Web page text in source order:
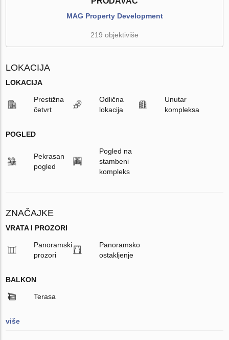
MAG Property Development
219 objektiviše
LOKACIJA
LOKACIJA
Prestižna
četvrt
Odlična
lokacija
Unutar
kompleksa
POGLED
Pekrasan
pogled
Pogled na
stambeni
kompleks
ZNAČAJKE
VRATA I PROZORI
Panoramski
prozori
Panoramsko
ostakljenje
BALKON
Terasa
više